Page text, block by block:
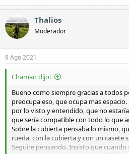
Thalios
Moderador
9 Ago 2021
Chaman dijo:
Bueno como siempre gracias a todos
preocupa eso, que ocupa mas
por lo visto y entendido, que no
que sería compatible con todo lo que
Sobre la cubierta pensaba lo mismo,
rueda, con la cubierta y con un casete
Seguire pensando. Insisto que